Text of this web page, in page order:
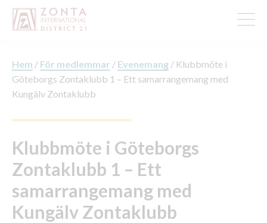
Hem / För medlemmar / Evenemang / Klubbmöte i
Göteborgs Zontaklubb 1 – Ett samarrangemang med
Kungälv Zontaklubb
Klubbmöte i Göteborgs
Zontaklubb 1 – Ett
samarrangemang med
Kungälv Zontaklubb